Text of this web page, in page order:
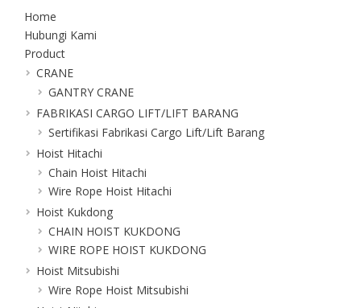
Home
Hubungi Kami
Product
CRANE
GANTRY CRANE
FABRIKASI CARGO LIFT/LIFT BARANG
Sertifikasi Fabrikasi Cargo Lift/Lift Barang
Hoist Hitachi
Chain Hoist Hitachi
Wire Rope Hoist Hitachi
Hoist Kukdong
CHAIN HOIST KUKDONG
WIRE ROPE HOIST KUKDONG
Hoist Mitsubishi
Wire Rope Hoist Mitsubishi